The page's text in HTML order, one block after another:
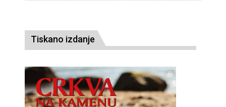
Tiskano izdanje